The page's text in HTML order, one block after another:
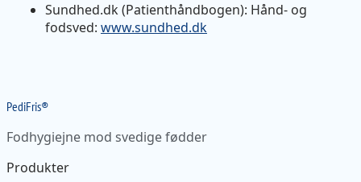
Sundhed.dk (Patienthåndbogen): Hånd- og
fodsved: www.sundhed.dk
PediFris®
Fodhygiejne mod svedige fødder
Produkter